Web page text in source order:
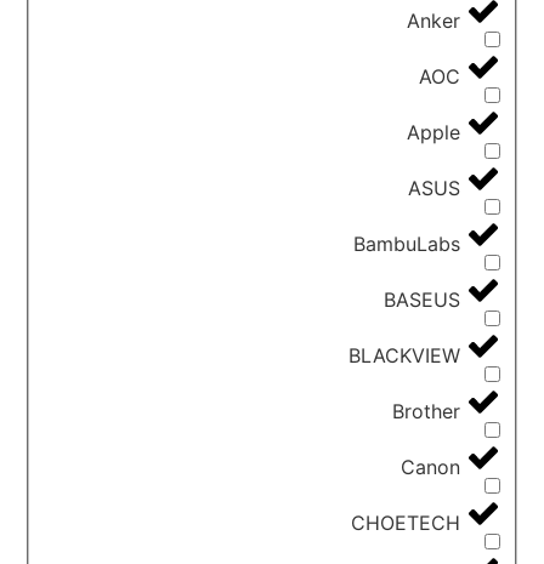
Anker
AOC
Apple
ASUS
BambuLabs
BASEUS
BLACKVIEW
Brother
Canon
CHOETECH